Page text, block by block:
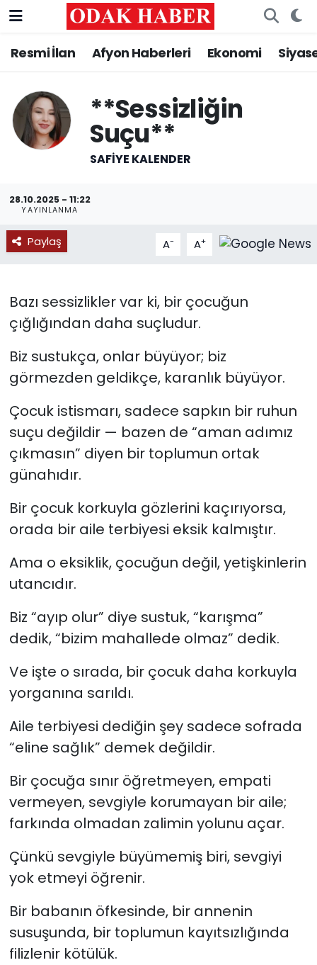
Resmi İlan Afyon Haberleri Ekonomi
**Sessizliğin
Suçu**
SAFİYE KALENDER
28.10.2025 - 11:22
YAYINLANMA
Paylaş A- A+
Bazı sessizlikler var ki, bir çocuğun
çığlığından daha suçludur.
Biz sustukça, onlar büyüyor; biz
görmezden geldikçe, karanlık büyüyor.
Çocuk istismarı, sadece sapkın bir ruhun
suçu değildir — bazen de “aman adımız
çıkmasın” diyen bir toplumun ortak
günahıdır.
Bir çocuk korkuyla gözlerini kaçırıyorsa,
orada bir aile terbiyesi eksik kalmıştır.
Ama o eksiklik, çocuğun değil, yetişkinlerin
utancıdır.
Biz “ayıp olur” diye sustuk, “karışma”
dedik, “bizim mahallede olmaz” dedik.
Ve işte o sırada, bir çocuk daha korkuyla
yorganına sarıldı.
Aile terbiyesi dediğin şey sadece sofrada
“eline sağlık” demek değildir.
Bir çocuğa sınır öğretmeyen, empati
vermeyen, sevgiyle korumayan bir aile;
farkında olmadan zalimin yolunu açar.
Çünkü sevgiyle büyümemiş biri, sevgiyi
yok etmeyi öğrenir.
Bir babanın öfkesinde, bir annenin
susuşunda, bir toplumun kayıtsızlığında
filizlenir kötülük.
AFYONKARAHİSAR HABERLERİ
Resmi İlan
ASAYİŞ
SİYASET
EĞİTİM
SAĞLIK
11:11 MANŞET
Nöbetçi Eczaneler
Hava Durumu
Trafik Durumu
Süper Lig Puan Durumu ve Fikstür
Tüm Manşetler
Son Dakika Haberleri